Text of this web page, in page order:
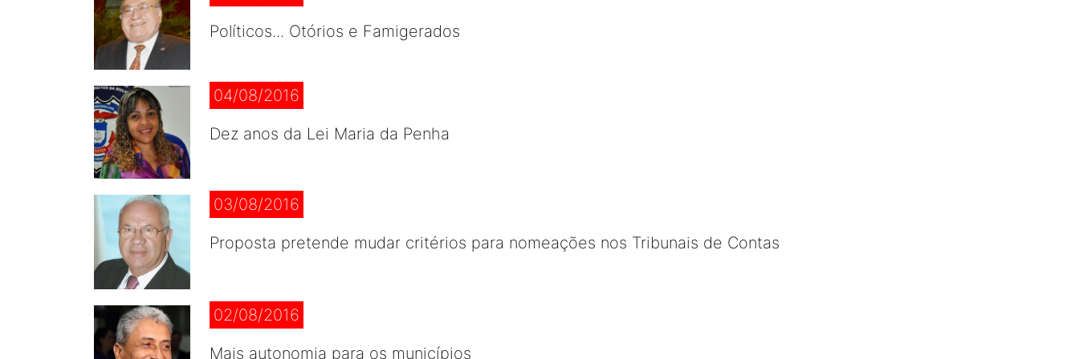
Políticos... Otórios e Famigerados
04/08/2016
Dez anos da Lei Maria da Penha
03/08/2016
Proposta pretende mudar critérios para nomeações nos Tribunais de Contas
02/08/2016
Mais autonomia para os municípios